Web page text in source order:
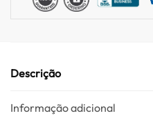
Descrição
Informação adicional